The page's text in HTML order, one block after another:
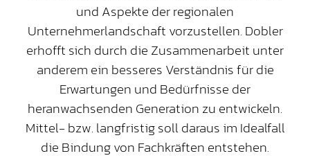
und Aspekte der regionalen
Unternehmerlandschaft vorzustellen. Dobler
erhofft sich durch die Zusammenarbeit unter
anderem ein besseres Verständnis für die
Erwartungen und Bedürfnisse der
heranwachsenden Generation zu entwickeln.
Mittel- bzw. langfristig soll daraus im Idealfall
die Bindung von Fachkräften entstehen.